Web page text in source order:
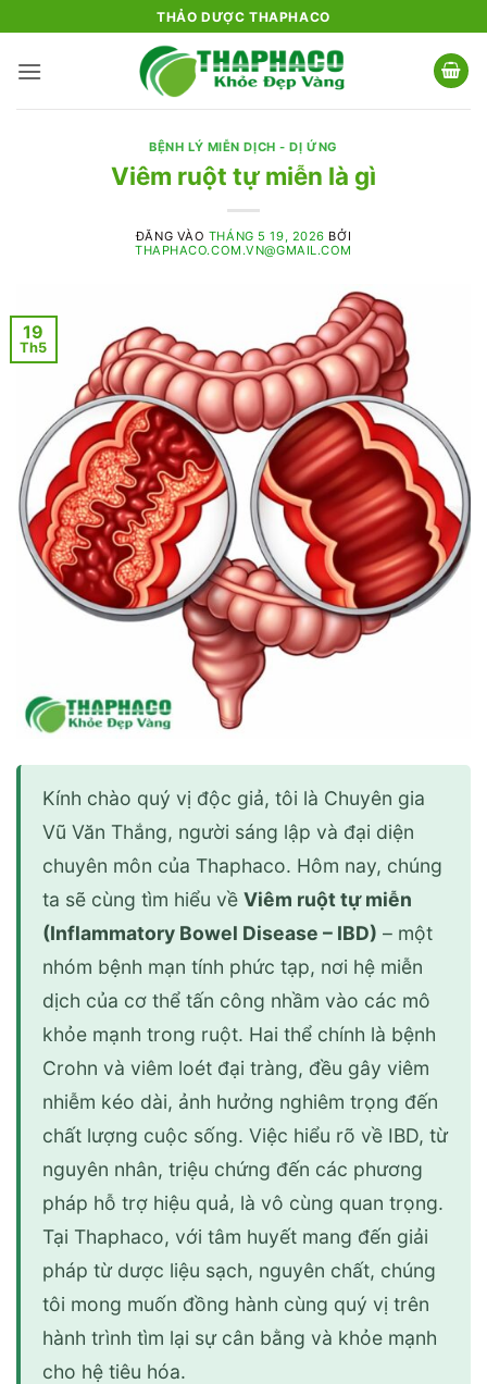
qua
nội
THẢO DƯỢC THAPHACO
BỆNH LÝ MIỄN DỊCH - DỊ ỨNG
Viêm ruột tự miễn là gì
ĐĂNG VÀO THÁNG 5 19, 2026 BỞI
THAPHACO.COM.VN@GMAIL.COM
19
Th5
Kính chào quý vị độc giả, tôi là Chuyên gia
Vũ Văn Thắng, người sáng lập và đại diện
chuyên môn của Thaphaco. Hôm nay, chúng
ta sẽ cùng tìm hiểu về Viêm ruột tự miễn
(Inflammatory Bowel Disease – IBD) – một
nhóm bệnh mạn tính phức tạp, nơi hệ miễn
dịch của cơ thể tấn công nhầm vào các mô
khỏe mạnh trong ruột. Hai thể chính là bệnh
Crohn và viêm loét đại tràng, đều gây viêm
nhiễm kéo dài, ảnh hưởng nghiêm trọng đến
chất lượng cuộc sống. Việc hiểu rõ về IBD, từ
nguyên nhân, triệu chứng đến các phương
pháp hỗ trợ hiệu quả, là vô cùng quan trọng.
Tại Thaphaco, với tâm huyết mang đến giải
pháp từ dược liệu sạch, nguyên chất, chúng
tôi mong muốn đồng hành cùng quý vị trên
hành trình tìm lại sự cân bằng và khỏe mạnh
cho hệ tiêu hóa.